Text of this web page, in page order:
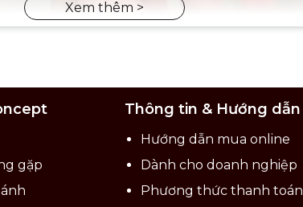
gặp
Thông tin & Hướng dẫn
Hướng dẫn mua online
Dành cho doanh nghiệp
Phương thức thanh toán